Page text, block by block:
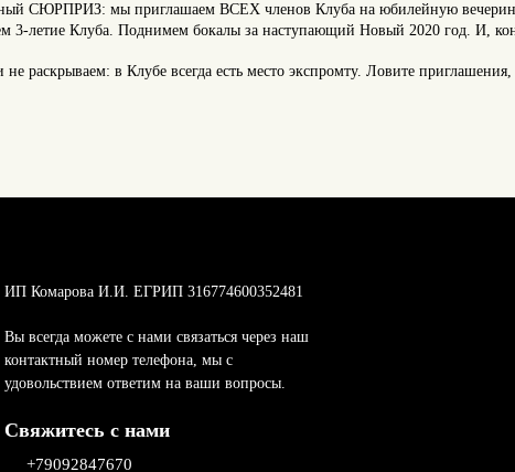
СЮРПРИЗ: мы приглашаем ВСЕХ членов Клуба на юбилейную
3-летие Клуба. Поднимем бокалы за наступающий Новый 2020 год. И,
не раскрываем: в Клубе всегда есть место экспромту. Ловите приглашения,
ИП Комарова И.И. ЕГРИП 316774600352481
Вы всегда можете с нами связаться через наш
контактный номер телефона, мы с
удовольствием ответим на ваши вопросы.
Свяжитесь с нами
+79092847670